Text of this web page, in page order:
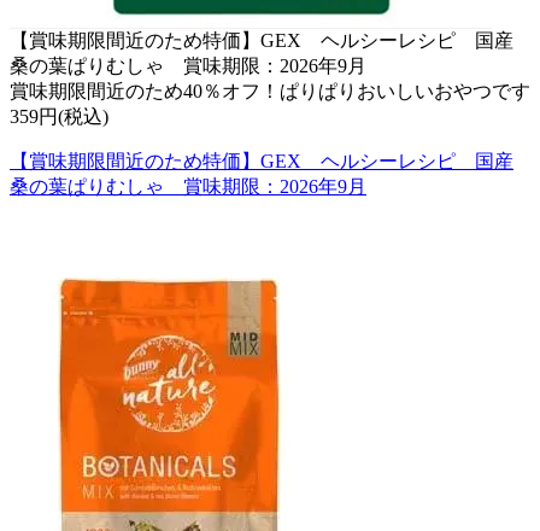
【賞味期限間近のため特価】GEX ヘルシーレシピ 国産
桑の葉ぱりむしゃ 賞味期限：2026年9月
賞味期限間近のため40％オフ！ぱりぱりおいしいおやつです
359円(税込)
【賞味期限間近のため特価】GEX ヘルシーレシピ 国産
桑の葉ぱりむしゃ 賞味期限：2026年9月